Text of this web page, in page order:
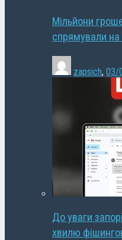
Мільйони
спрямували на
zapsich, 03/
До уваги
хвилю